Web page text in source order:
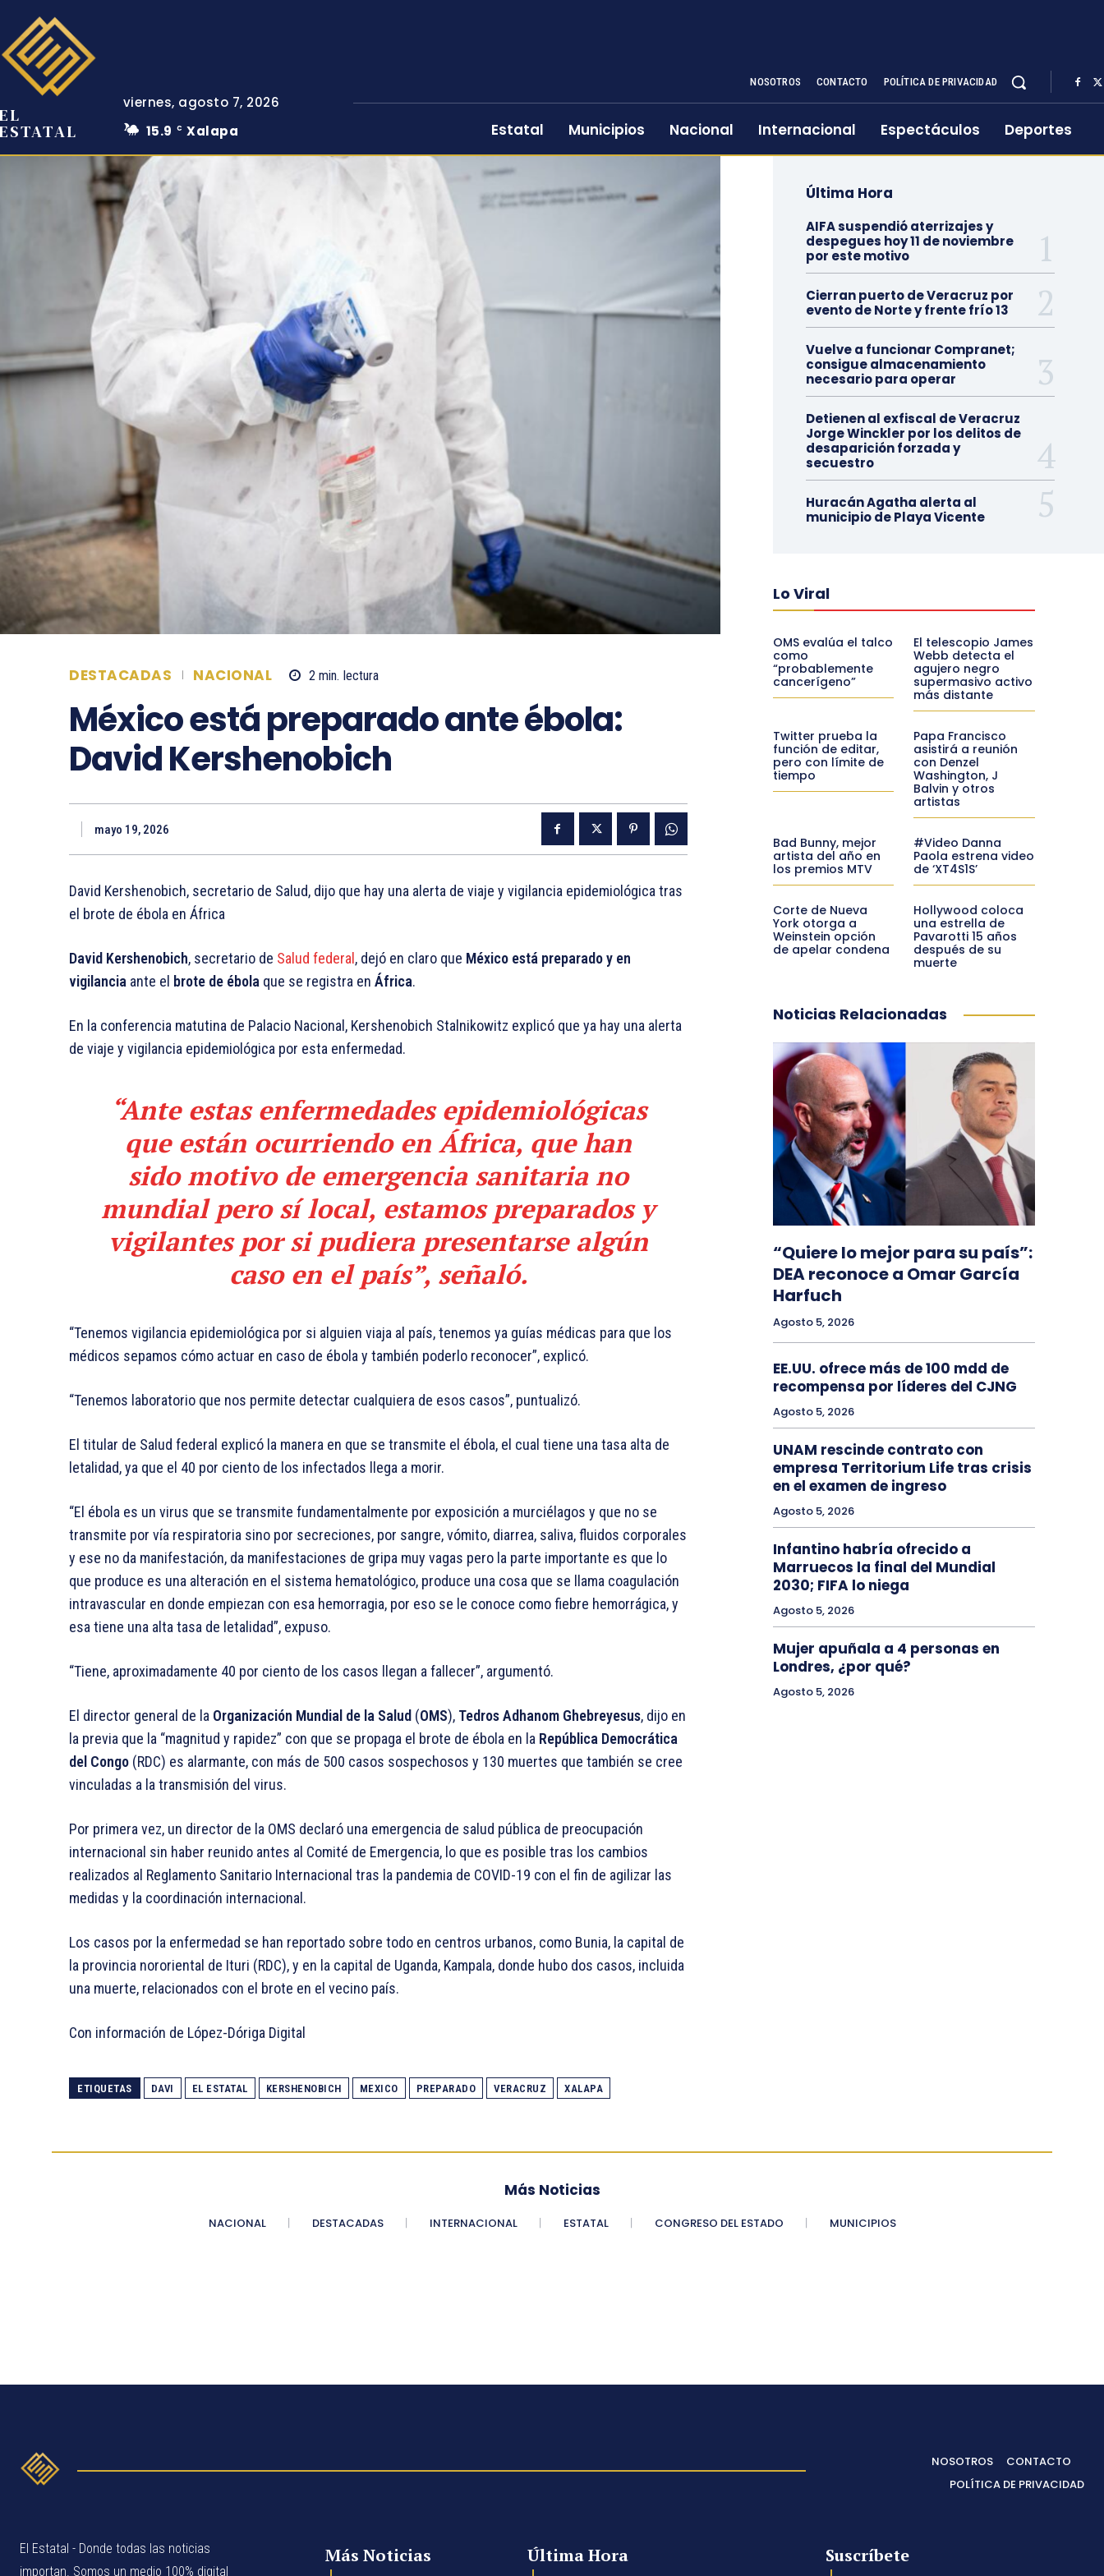
EL
ESTATAL
viernes, agosto 7, 2026
15.9
C Xalapa
NOSOTROS CONTACTO POLÍTICA DE PRIVACIDAD
Estatal Municipios Nacional Internacional Espectáculos Deportes
DESTACADAS NACIONAL 2 min. lectura
México está preparado ante ébola:
David Kershenobich
mayo 19, 2026
David Kershenobich, secretario de Salud, dijo que hay una alerta de viaje y vigilancia epidemiológica tras
el brote de ébola en África
David Kershenobich, secretario de Salud federal , dejó en claro que México está preparado y en
vigilancia ante el brote de ébola que se registra en África.
En la conferencia matutina de Palacio Nacional, Kershenobich Stalnikowitz explicó que ya hay una alerta
de viaje y vigilancia epidemiológica por esta enfermedad.
“Ante estas enfermedades epidemiológicas
que están ocurriendo en África, que han
sido motivo de emergencia sanitaria no
mundial pero sí local, estamos preparados y
vigilantes por si pudiera presentarse algún
caso en el país”, señaló.
“Tenemos vigilancia epidemiológica por si alguien viaja al país, tenemos ya guías médicas para que los
médicos sepamos cómo actuar en caso de ébola y también poderlo reconocer”, explicó.
“Tenemos laboratorio que nos permite detectar cualquiera de esos casos”, puntualizó.
El titular de Salud federal explicó la manera en que se transmite el ébola, el cual tiene una tasa alta de
letalidad, ya que el 40 por ciento de los infectados llega a morir.
“El ébola es un virus que se transmite fundamentalmente por exposición a murciélagos y que no se
transmite por vía respiratoria sino por secreciones, por sangre, vómito, diarrea, saliva, fluidos corporales
y ese no da manifestación, da manifestaciones de gripa muy vagas pero la parte importante es que lo
que produce es una alteración en el sistema hematológico, produce una cosa que se llama coagulación
intravascular en donde empiezan con esa hemorragia, por eso se le conoce como fiebre hemorrágica, y
esa tiene una alta tasa de letalidad”, expuso.
“Tiene, aproximadamente 40 por ciento de los casos llegan a fallecer”, argumentó.
El director general de la Organización Mundial de la Salud (OMS), Tedros Adhanom Ghebreyesus, dijo en
la previa que la “magnitud y rapidez” con que se propaga el brote de ébola en la República Democrática
del Congo (RDC) es alarmante, con más de 500 casos sospechosos y 130 muertes que también se cree
vinculadas a la transmisión del virus.
Por primera vez, un director de la OMS declaró una emergencia de salud pública de preocupación
internacional sin haber reunido antes al Comité de Emergencia, lo que es posible tras los cambios
realizados al Reglamento Sanitario Internacional tras la pandemia de COVID-19 con el fin de agilizar las
medidas y la coordinación internacional.
Los casos por la enfermedad se han reportado sobre todo en centros urbanos, como Bunia, la capital de
la provincia nororiental de Ituri (RDC), y en la capital de Uganda, Kampala, donde hubo dos casos, incluida
una muerte, relacionados con el brote en el vecino país.
Con información de López-Dóriga Digital
ETIQUETAS DAVI EL ESTATAL KERSHENOBICH MEXICO PREPARADO VERACRUZ XALAPA
Última Hora
AIFA suspendió aterrizajes y
despegues hoy 11 de noviembre
por este motivo
Cierran puerto de Veracruz por
evento de Norte y frente frío 13
Vuelve a funcionar Compranet;
consigue almacenamiento
necesario para operar
Detienen al exfiscal de Veracruz
Jorge Winckler por los delitos de
desaparición forzada y
secuestro
Huracán Agatha alerta al
municipio de Playa Vicente
Lo Viral
OMS evalúa el talco
como
“probablemente
cancerígeno”
El telescopio James
Webb detecta el
agujero negro
supermasivo activo
más distante
Twitter prueba la
función de editar,
pero con límite de
tiempo
Papa Francisco
asistirá a reunión
con Denzel
Washington, J
Balvin y otros
artistas
Bad Bunny, mejor
artista del año en
los premios MTV
#Video Danna
Paola estrena video
de ‘XT4S1S’
Corte de Nueva
York otorga a
Weinstein opción
de apelar condena
Hollywood coloca
una estrella de
Pavarotti 15 años
después de su
muerte
Noticias Relacionadas
“Quiere lo mejor para su país”:
DEA reconoce a Omar García
Harfuch
Agosto 5, 2026
EE.UU. ofrece más de 100 mdd de
recompensa por líderes del CJNG
Agosto 5, 2026
UNAM rescinde contrato con
empresa Territorium Life tras crisis
en el examen de ingreso
Agosto 5, 2026
Infantino habría ofrecido a
Marruecos la final del Mundial
2030; FIFA lo niega
Agosto 5, 2026
Mujer apuñala a 4 personas en
Londres, ¿por qué?
Agosto 5, 2026
Más Noticias
NACIONAL DESTACADAS INTERNACIONAL ESTATAL CONGRESO DEL ESTADO MUNICIPIOS
NOSOTROS
CONTACTO
POLÍTICA DE PRIVACIDAD
El Estatal - Donde todas las noticias
importan. Somos un medio 100% digital
Más Noticias Última Hora Suscríbete